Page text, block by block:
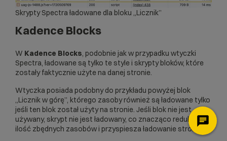
Skrypty Spectra ładowane dla bloku „Licznik”
Kadence Blocks
W Kadence Blocks , podobnie jak w przypadku wtyczki
Spectra, ładowane są tylko te style i skrypty bloków, które
zostały faktycznie użyte na danej stronie.
Wtyczka posiada podobny do przykładu powyżej blok
„Licznik w górę”, którego zasoby również są ładowane tylko
jeśli ten blok został użyty na stronie. Jeśli blok nie jest
używany, skrypt nie jest ładowany, co znacząco redukuje
ilość zbędnych zasobów i przyspiesza ładowanie strony.